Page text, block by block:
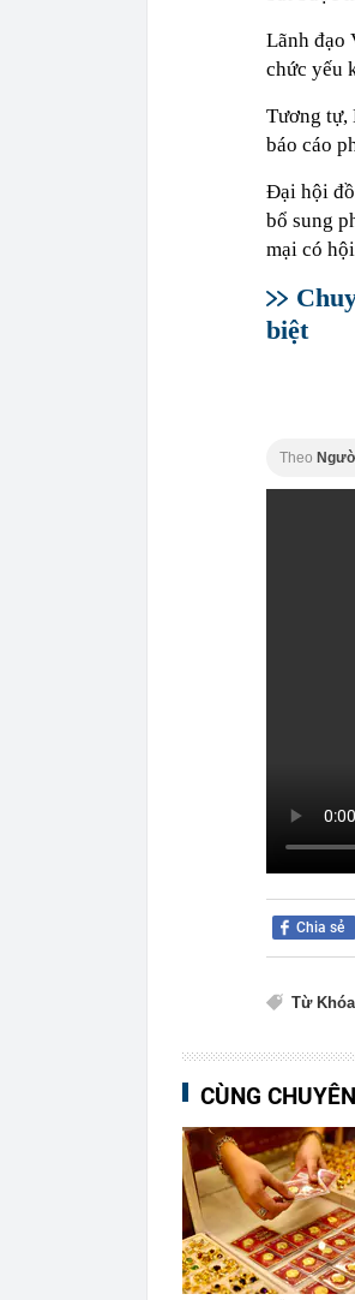
Lãnh đạo
chức yếu
Tương tự,
báo cáo
Đại hội
bổ sung
mại có
biệt
Theo
Chia sẻ
Từ
CÙNG